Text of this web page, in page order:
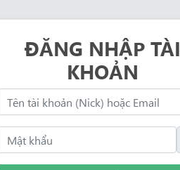
ĐĂNG NHẬP TÀI
KHOẢN